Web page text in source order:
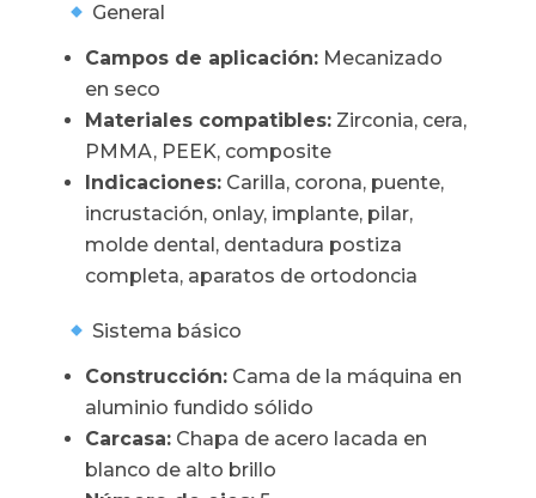
General
Campos de aplicación:Mecanizado
en seco
Materiales compatibles:Zirconia, cera,
PMMA, PEEK, composite
Indicaciones:Carilla, corona, puente,
incrustación, onlay, implante, pilar,
molde dental, dentadura postiza
completa, aparatos de ortodoncia
Sistema básico
Construcción:Cama de la máquina en
aluminio fundido sólido
Carcasa:Chapa de acero lacada en
blanco de alto brillo